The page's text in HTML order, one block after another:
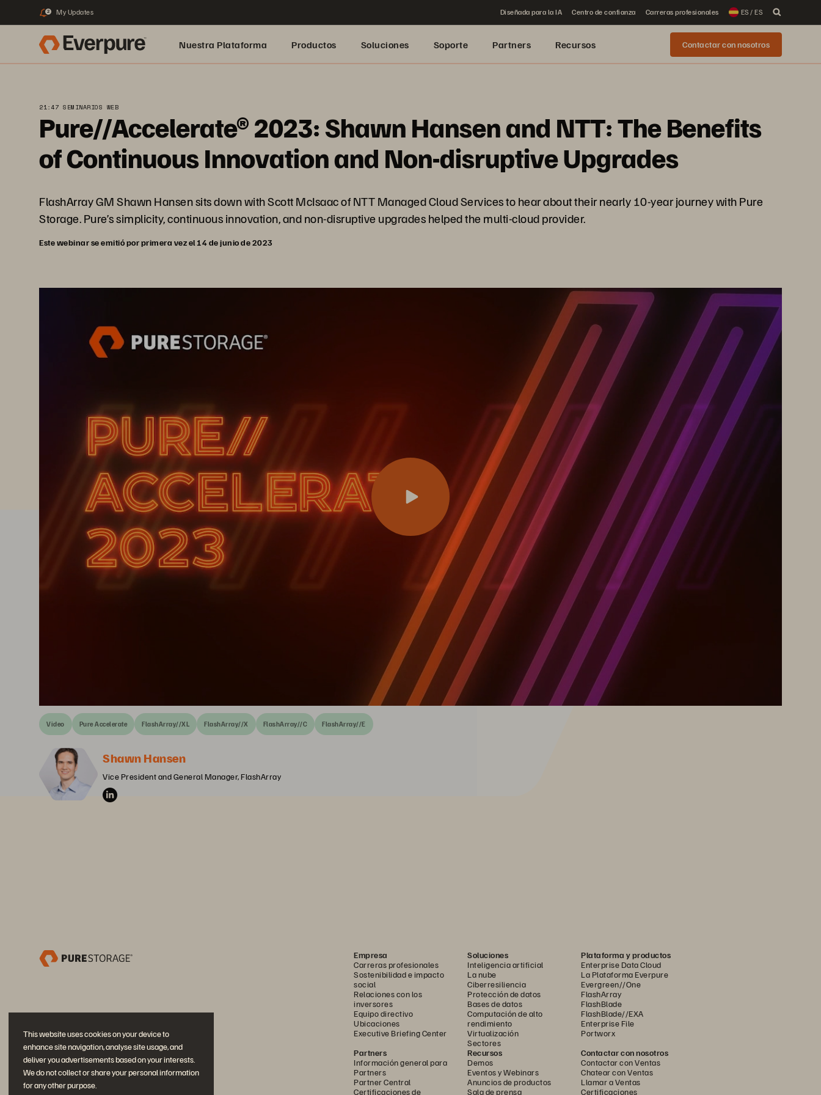
This website uses cookies on your device to
enhance site navigation, analyse site usage, and
deliver you advertisements based on your interests.
We do not collect or share your personal information
for any other purpose.
2 My Updates Diseñada para la IA Centro de confianza Carreras profesionales ES / ES
Nuestra Plataforma Productos Soluciones Soporte Partners Recursos Contactar con nosotros
21:47 SEMINARIOS WEB
Pure//Accelerate® 2023: Shawn Hansen and NTT: The Benefits
of Continuous Innovation and Non-disruptive Upgrades
FlashArray GM Shawn Hansen sits down with Scott McIsaac of NTT Managed Cloud Services to hear about their nearly 10-year journey with Pure
Storage. Pure’s simplicity, continuous innovation, and non-disruptive upgrades helped the multi-cloud provider.
Este webinar se emitió por primera vez el 14 de junio de 2023
Video Pure Accelerate FlashArray//XL FlashArray//X FlashArray//C FlashArray//E
Shawn Hansen
Vice President and General Manager, FlashArray
Empresa
Carreras profesionales
Sostenibilidad e impacto
social
Relaciones con los
inversores
Equipo directivo
Ubicaciones
Executive Briefing Center
Soluciones
Inteligencia artificial
La nube
Ciberresiliencia
Protección de datos
Bases de datos
Computación de alto
rendimiento
Virtualización
Sectores
Plataforma y productos
Enterprise Data Cloud
La Plataforma Everpure
Evergreen//One
FlashArray
FlashBlade
FlashBlade//EXA
Enterprise File
Portworx
Partners
Información general para
Partners
Partner Central
Certificaciones de
Recursos
Demos
Eventos y Webinars
Anuncios de productos
Sala de prensa
Contactar con nosotros
Contactar con Ventas
Chatear con Ventas
Llamar a Ventas
Certificaciones